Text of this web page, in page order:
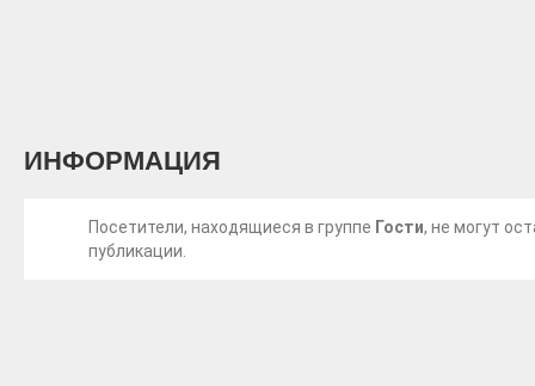
ИНФОРМАЦИЯ
Посетители, находящиеся в группе Гости, не могут
публикации.